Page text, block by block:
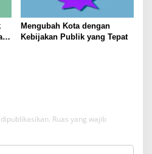
Mengubah Kota dengan
Kebijakan Publik yang Tepat
Ruas yang wajib